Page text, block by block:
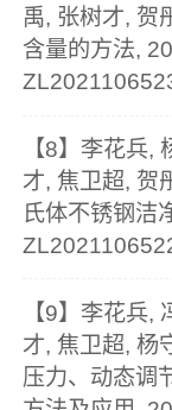
禹, 张树才, 贺
含量的方法,
【8】李花兵,
才, 焦卫超, 贺
氏体不锈钢洁
【9】李花兵,
才, 焦卫超, 杨
压力、动态调